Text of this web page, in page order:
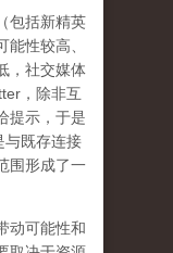
包括新精英
性较高、
，社交媒体
，除非互
提示，于是
与既存连接
围形成了一
动可能性和